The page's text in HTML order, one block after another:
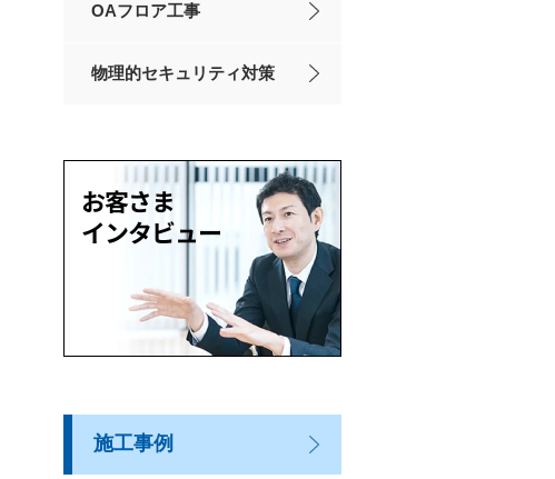
OAフロア工事
物理的セキュリティ対策
施工事例